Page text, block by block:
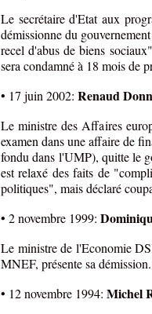
Le secrétaire d'Etat aux
démissionne du
recel d'abus de biens
sera condamné à 18 mois de
• 17 juin 2002: Renaud
Le ministre des Affaires
examen dans une affaire de
fondu dans l'UMP), quitte le
est relaxé des faits de
politiques", mais déclaré
• 2 novembre 1999:
Le ministre de l'Economie
MNEF, présente sa
• 12 novembre 1994: Michel